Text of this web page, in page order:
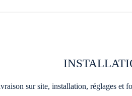
sur site, installation, réglages et